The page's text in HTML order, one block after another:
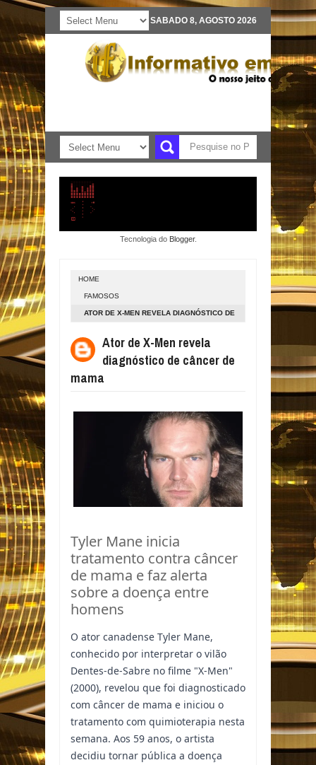
SABADO 8, AGOSTO 2026
Tecnologia do Blogger.
HOME
FAMOSOS
ATOR DE X-MEN REVELA DIAGNÓSTICO DE
Ator de X-Men revela
diagnóstico de câncer de
mama
Tyler Mane inicia
tratamento contra câncer
de mama e faz alerta
sobre a doença entre
homens
O ator canadense Tyler Mane,
conhecido por interpretar o vilão
Dentes-de-Sabre no filme "X-Men"
(2000), revelou que foi diagnosticado
com câncer de mama e iniciou o
tratamento com quimioterapia nesta
semana. Aos 59 anos, o artista
decidiu tornar pública a doença